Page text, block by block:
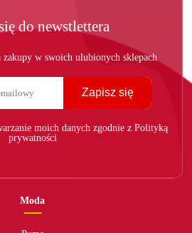
do newstlettera
w swoich ulubionych sklepach
Zapisz się
moich danych zgodnie z Polityką
prywatności
Moda